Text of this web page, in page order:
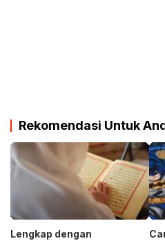
Rekomendasi Untuk
Lengkap dengan